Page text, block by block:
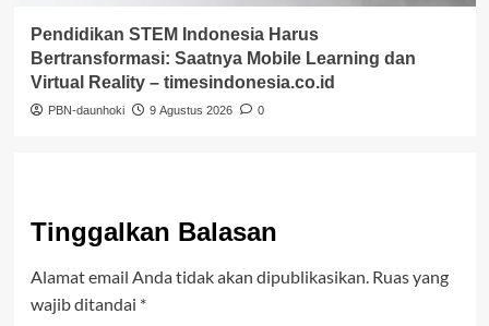
Pendidikan STEM Indonesia Harus
Bertransformasi: Saatnya Mobile Learning dan
Virtual Reality – timesindonesia.co.id
PBN-daunhoki 9 Agustus 2026 0
Tinggalkan Balasan
Alamat email Anda tidak akan dipublikasikan. Ruas yang
wajib ditandai *